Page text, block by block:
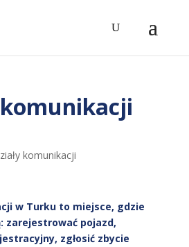
komunikacji
w Turku to miejsce, gdzie
zarejestrować pojazd,
zgłosić zbycie